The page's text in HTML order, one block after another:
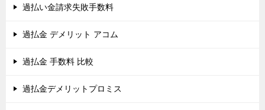
過払い金請求失敗手数料
過払金 デメリット アコム
過払金 手数料 比較
過払金デメリットプロミス